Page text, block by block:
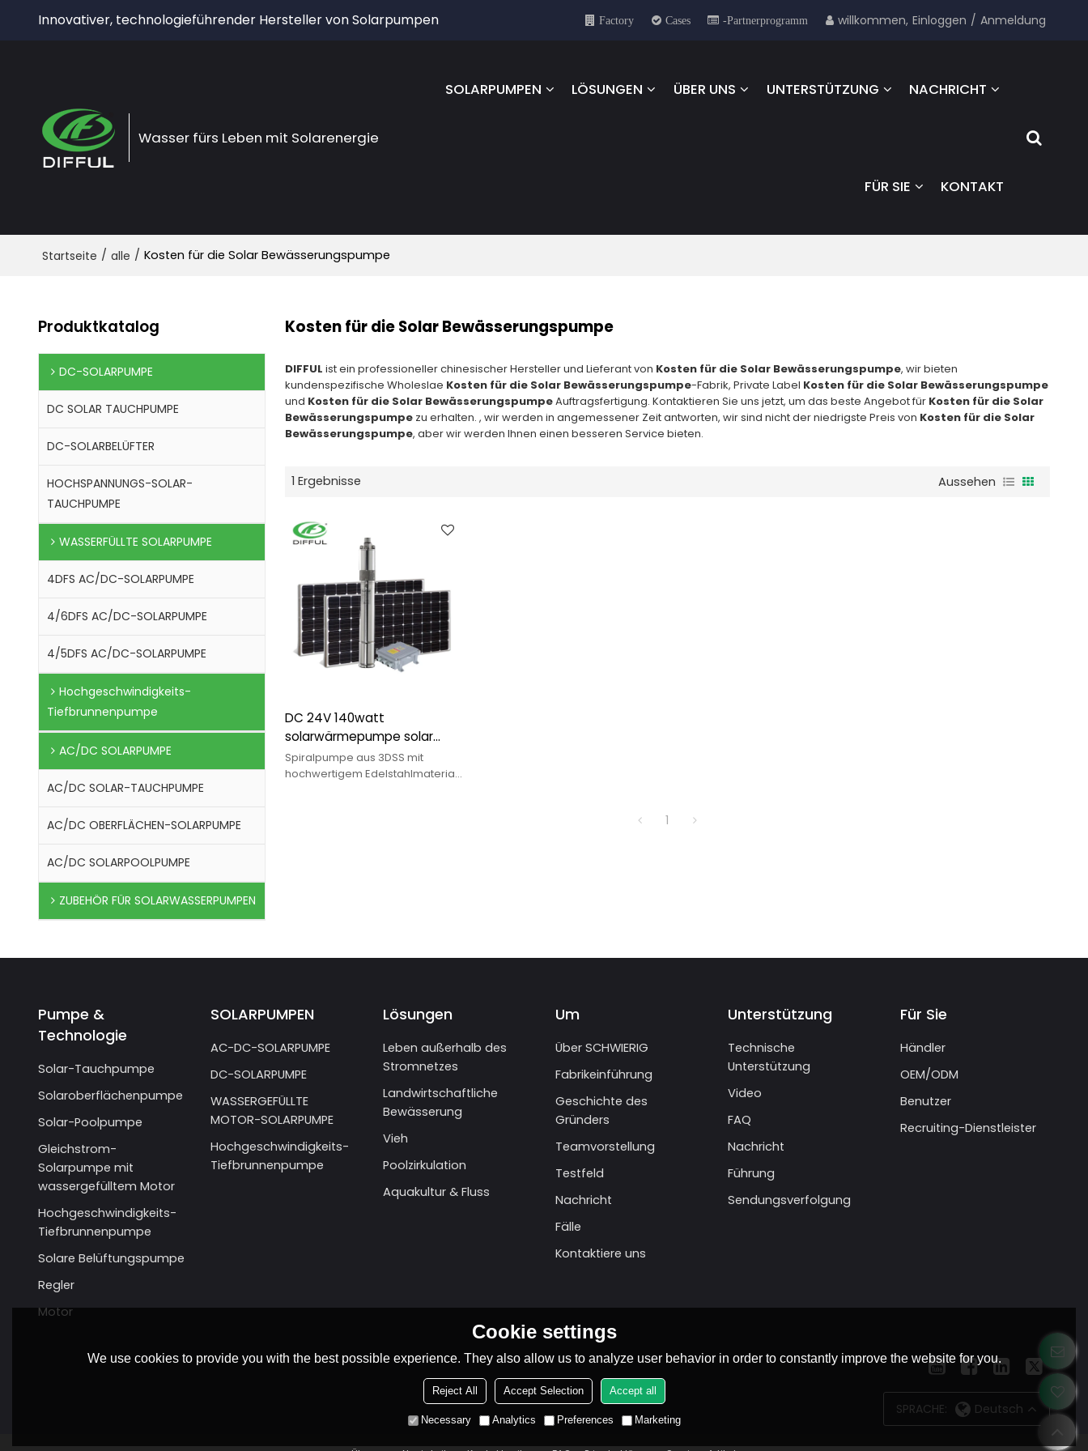
Innovativer, technologieführender Hersteller von Solarpumpen Factory Cases -Partnerprogramm willkommen, Einloggen / Anmeldung
Wasser fürs Leben mit Solarenergie
SOLARPUMPEN LÖSUNGEN ÜBER UNS UNTERSTÜTZUNG NACHRICHT
FÜR SIE KONTAKT
Startseite / alle / Kosten für die Solar Bewässerungspumpe
Produktkatalog
DC-SOLARPUMPE
DC SOLAR TAUCHPUMPE
DC-SOLARBELÜFTER
HOCHSPANNUNGS-SOLAR-
TAUCHPUMPE
WASSERFÜLLTE SOLARPUMPE
4DFS AC/DC-SOLARPUMPE
4/6DFS AC/DC-SOLARPUMPE
4/5DFS AC/DC-SOLARPUMPE
Hochgeschwindigkeits-
Tiefbrunnenpumpe
AC/DC SOLARPUMPE
AC/DC SOLAR-TAUCHPUMPE
AC/DC OBERFLÄCHEN-SOLARPUMPE
AC/DC SOLARPOOLPUMPE
ZUBEHÖR FÜR SOLARWASSERPUMPEN
Kosten für die Solar Bewässerungspumpe
DIFFUL ist ein professioneller chinesischer Hersteller und Lieferant von Kosten für die Solar Bewässerungspumpe, wir bieten
kundenspezifische Wholeslae Kosten für die Solar Bewässerungspumpe-Fabrik, Private Label Kosten für die Solar Bewässerungspumpe
und Kosten für die Solar BewässerungspumpeAuftragsfertigung. Kontaktieren Sie uns jetzt, um das beste Angebot für Kosten für die Solar
Bewässerungspumpezu erhalten. , wir werden in angemessener Zeit antworten, wir sind nicht der niedrigste Preis von Kosten für die Solar
Bewässerungspumpe, aber wir werden Ihnen einen besseren Service bieten.
1 Ergebnisse Aussehen
DC 24V 140watt
solarwärmepumpe solar
helical pump solar
Bewässerungspumpe
Spiralpumpe aus 3DSS mit
hochwertigem Edelstahlmaterial
1
Pumpe &
Technologie
Solar-Tauchpumpe
Solaroberflächenpumpe
Solar-Poolpumpe
Gleichstrom-
Solarpumpe mit
wassergefülltem Motor
Hochgeschwindigkeits-
Tiefbrunnenpumpe
Solare Belüftungspumpe
Regler
Motor
SOLARPUMPEN
AC-DC-SOLARPUMPE
DC-SOLARPUMPE
WASSERGEFÜLLTE
MOTOR-SOLARPUMPE
Hochgeschwindigkeits-
Tiefbrunnenpumpe
Lösungen
Leben außerhalb des
Stromnetzes
Landwirtschaftliche
Bewässerung
Vieh
Poolzirkulation
Aquakultur & Fluss
Um
Über SCHWIERIG
Fabrikeinführung
Geschichte des
Gründers
Teamvorstellung
Testfeld
Nachricht
Fälle
Kontaktiere uns
Unterstützung
Technische
Unterstützung
Video
FAQ
Nachricht
Führung
Sendungsverfolgung
Für Sie
Händler
OEM/ODM
Benutzer
Recruiting-Dienstleister
SPRACHE: Deutsch
Cookie settings
We use cookies to provide you with the best possible experience. They also allow us to analyze user behavior in order to constantly improve the website for you.
Reject All Accept Selection Accept all
Necessary Analytics Preferences Marketing